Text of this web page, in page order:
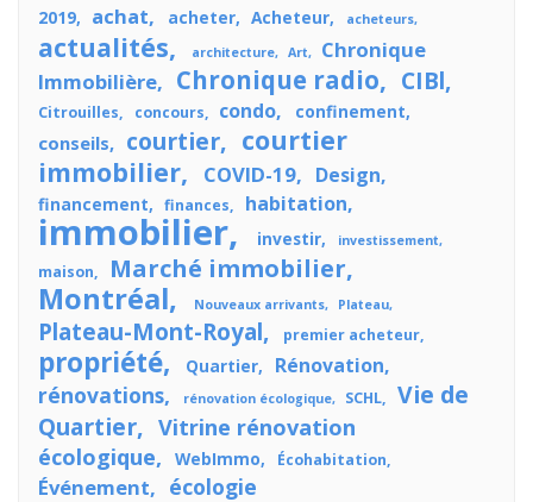
2019 achat acheter Acheteur acheteurs
actualités architecture Art
Chronique
Immobilière
Chronique radio CIBl
Citrouilles concours condo confinement
conseils courtier
courtier
immobilier
COVID-19 Design
financement finances habitation
immobilier investir investissement
maison Marché immobilier
Montréal Nouveaux arrivants Plateau
Plateau-Mont-Royal premier acheteur
propriété Quartier Rénovation
rénovations rénovation écologique SCHL
Vie de
Quartier
Vitrine rénovation
écologique
WebImmo Écohabitation
Événement écologie